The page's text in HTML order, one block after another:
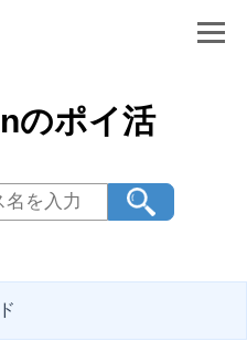
のポイ活